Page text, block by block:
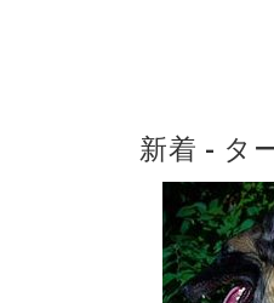
新着 - タ